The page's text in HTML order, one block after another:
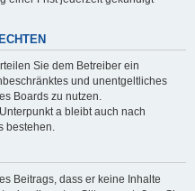
Sie dem Betreiber ein
und unentgeltliches
Boards zu nutzen.
a bleibt auch nach
bestehen.
Beitrags, dass er keine Inhalte